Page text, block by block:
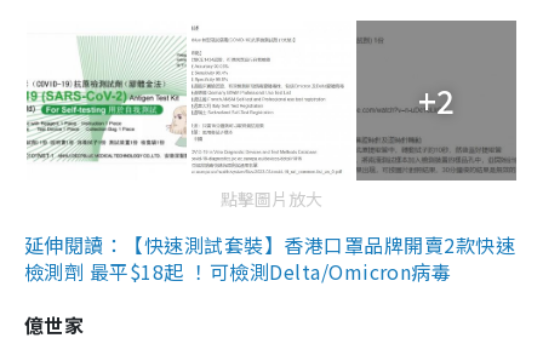
+2
點擊圖片放大
延伸閱讀：【快速測試套裝】香港口罩品牌開賣2款快速
檢測劑 最平$18起 ！可檢測Delta/Omicron病毒
億世家